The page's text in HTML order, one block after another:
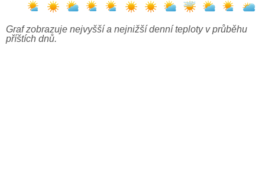
Graf zobrazuje nejvyšší a nejnižší denní teploty v průběhu
příštích dnů.